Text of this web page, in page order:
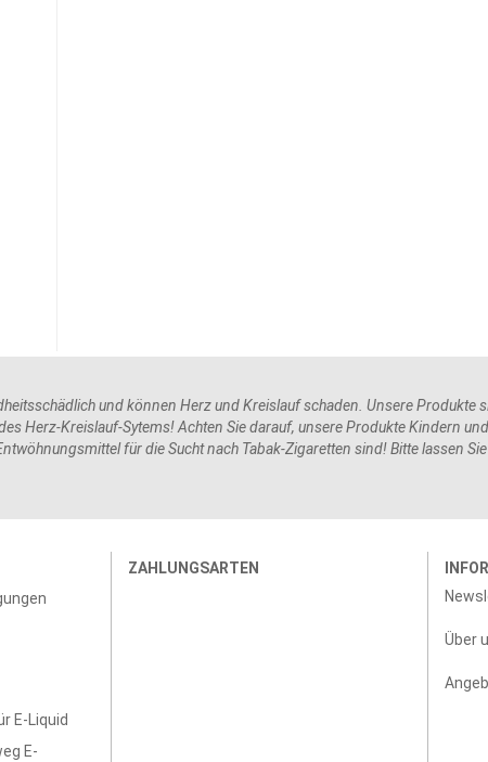
und können Herz und Kreislauf schaden. Unsere
Herz-Kreislauf-Sytems! Achten Sie darauf, unsere Produkte Kindern
für die Sucht nach Tabak-Zigaretten sind! Bitte lassen
E-Liquid
E-
ZAHLUNGSARTEN
Über